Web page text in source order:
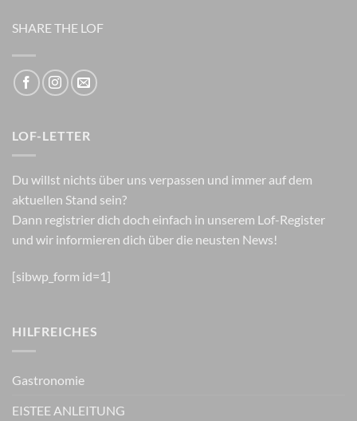
SHARE THE LOF
LOF-LETTER
Du willst nichts über uns verpassen und immer auf dem
aktuellen Stand sein?
Dann registrier dich doch einfach in unserem Lof-Register
und wir informieren dich über die neusten News!
[sibwp_form id=1]
HILFREICHES
Gastronomie
EISTEE ANLEITUNG